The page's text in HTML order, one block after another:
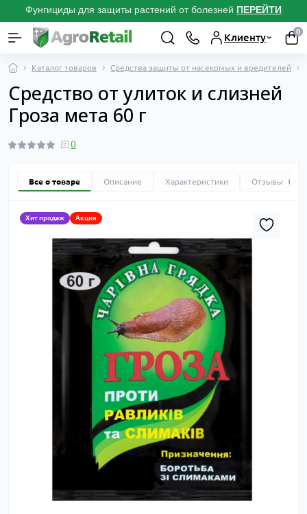
Фунгициды для защиты растений от болезней ПЕРЕЙТИ
Клиенту
0
Каталог товаров Средства защиты от насекомых и вредителей
Средство от улиток и слизней
Гроза мета 60 г
0
Все о товаре Описание Характеристики Отзывы
Хит продаж Акция